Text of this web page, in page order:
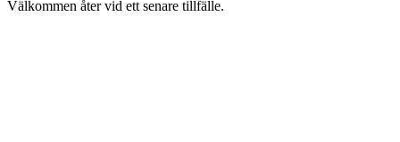
Välkommen åter vid ett senare tillfälle.